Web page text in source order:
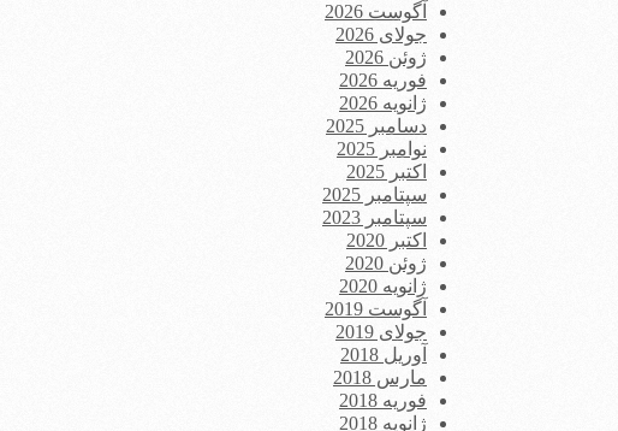
آگوست 2026
جولای 2026
ژوئن 2026
فوریه 2026
ژانویه 2026
دسامبر 2025
نوامبر 2025
اکتبر 2025
سپتامبر 2025
سپتامبر 2023
اکتبر 2020
ژوئن 2020
ژانویه 2020
آگوست 2019
جولای 2019
آوریل 2018
مارس 2018
فوریه 2018
ژانویه 2018